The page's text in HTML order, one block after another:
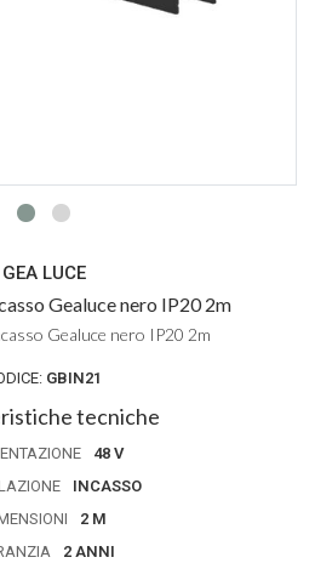
GEA LUCE
Gealuce nero IP20 2m
Gealuce nero IP20 2m
GBIN21
tecniche
48 V
INCASSO
2 M
2 ANNI